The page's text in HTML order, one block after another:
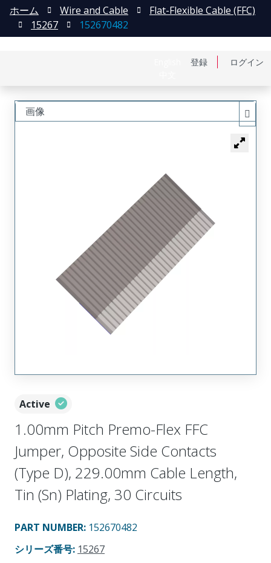
登録 ログイン
ホーム Wire and Cable
Flat-Flexible Cable (FFC)
15267
152670482
Active
1.00mm Pitch Premo-Flex FFC
Jumper, Opposite Side Contacts
(Type D), 229.00mm Cable Length,
Tin (Sn) Plating, 30 Circuits
PART NUMBER: 152670482
シリーズ番号: 15267
画像